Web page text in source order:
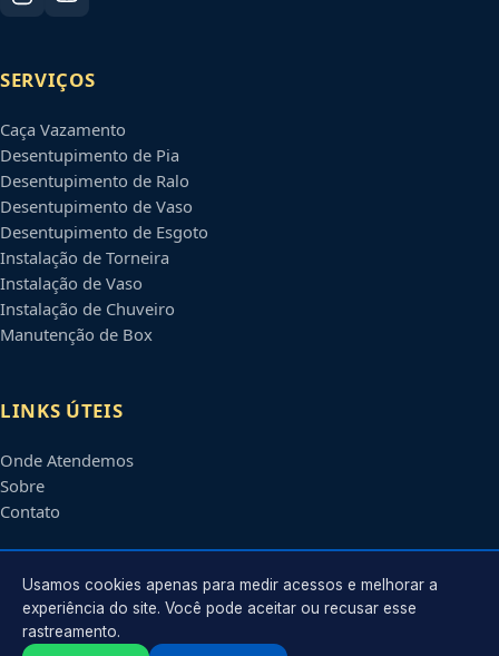
SERVIÇOS
Caça Vazamento
Desentupimento de Pia
Desentupimento de Ralo
Desentupimento de Vaso
Desentupimento de Esgoto
Instalação de Torneira
Instalação de Vaso
Instalação de Chuveiro
Manutenção de Box
LINKS ÚTEIS
Onde Atendemos
Sobre
Contato
CONTATO
Atendimento em
Usamos cookies apenas para medir acessos e melhorar a
experiência do site. Você pode aceitar ou recusar esse
rastreamento.